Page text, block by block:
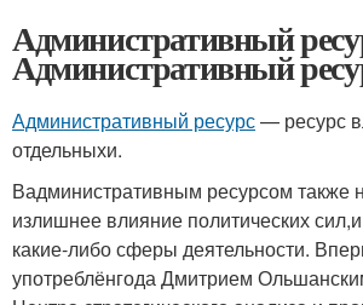
Административный
Административный
Административный ресурс— ресурс
отдельныхи.
Вадминистративным ресурсом также
излишнее влияние политических
какие-либо сферы деятельности.
употреблёнгода Дмитрием